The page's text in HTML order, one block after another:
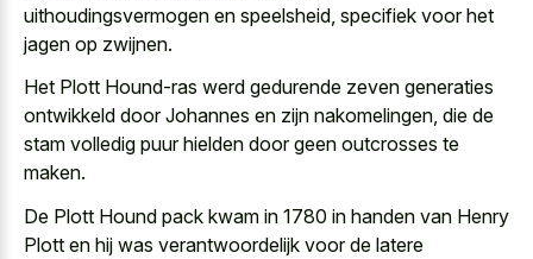
uithoudingsvermogen en speelsheid, specifiek voor het
jagen op zwijnen.
Het Plott Hound-ras werd gedurende zeven generaties
ontwikkeld door Johannes en zijn nakomelingen, die de
stam volledig puur hielden door geen outcrosses te
maken.
De Plott Hound pack kwam in 1780 in handen van Henry
Plott en hij was verantwoordelijk voor de latere